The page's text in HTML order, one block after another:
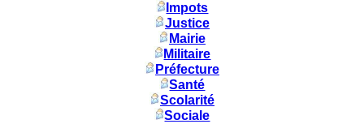
Impots
Justice
Mairie
Militaire
Préfecture
Santé
Scolarité
Sociale